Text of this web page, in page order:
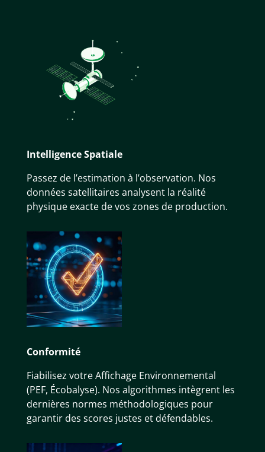
Intelligence Spatiale
Passez de l’estimation à l’observation. Nos
données satellitaires analysent la réalité
physique exacte de vos zones de production.
Conformité
Fiabilisez votre Affichage Environnemental
(PEF, Écobalyse). Nos algorithmes intègrent les
dernières normes méthodologiques pour
garantir des scores justes et défendables.